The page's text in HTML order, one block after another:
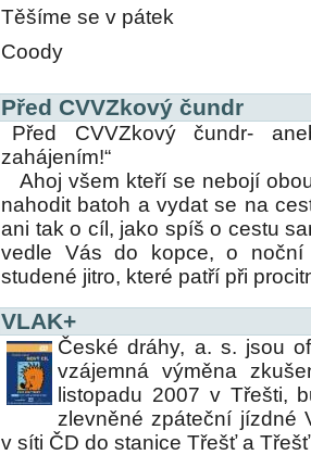
Těšíme se v pátek
Coody
Před CVVZkový čundr
Před CVVZkový čundr-
zahájením!“
Ahoj všem kteří se nebojí
nahodit batoh a vydat se na
ani tak o cíl, jako spíš o cestu
vedle Vás do kopce, o
studené jitro, které patří při
VLAK+
České dráhy, a. s. jsou
vzájemná výměna
listopadu 2007 v Třešti,
zlevněné zpáteční jízdné
v síti ČD do stanice Třešť a